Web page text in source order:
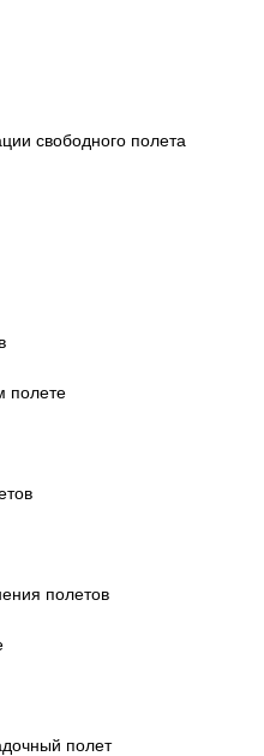
свободного полета
полете
полетов
полет